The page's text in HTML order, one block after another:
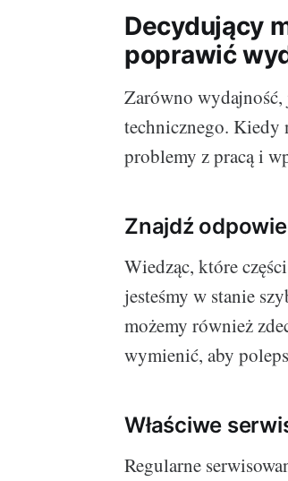
Decydujący
poprawić
Zarówno wydajność,
technicznego. Kiedy
problemy z pracą i
Znajdź
Wiedząc, które
jesteśmy w stanie
możemy również
wymienić, aby
Właściwe
Regularne